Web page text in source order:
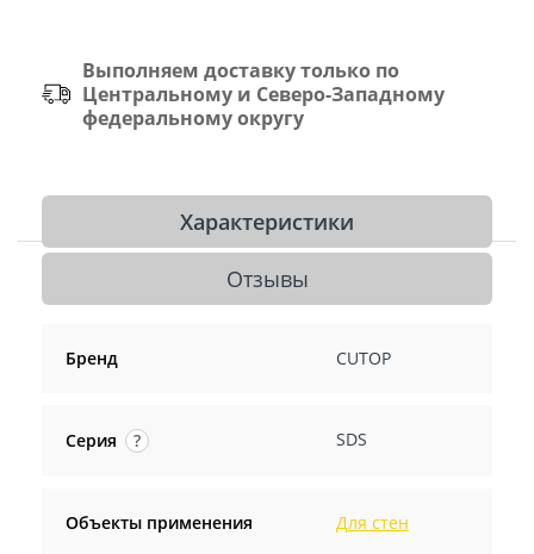
Выполняем доставку только по
Центральному и Северо-Западному
федеральному округу
Характеристики
Отзывы
Бренд CUTOP
Серия ? SDS
Объекты применения Для стен